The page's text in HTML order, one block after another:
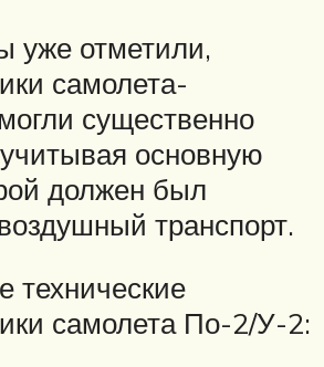
уже отметили,
самолета-
существенно
основную
должен был
транспорт.
технические
самолета По-2/У-2: